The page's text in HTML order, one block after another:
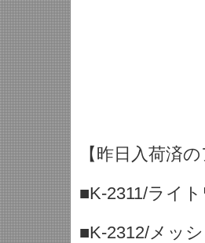
【昨日入荷済
■K-2311/ライ
■K-2312/メッ